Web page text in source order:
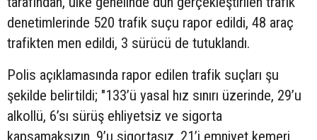
denetimlerinde 520 trafik suçu rapor edildi, 48 araç
trafikten men edildi, 3 sürücü de tutuklandı.
Polis açıklamasında rapor edilen trafik suçları şu
şekilde belirtildi; "133’ü yasal hız sınırı üzerinde, 29’u
alkollü, 6’sı sürüş ehliyetsiz ve sigorta
kapsamaksızın, 9’u sigortasız, 21’i emniyet kemeri